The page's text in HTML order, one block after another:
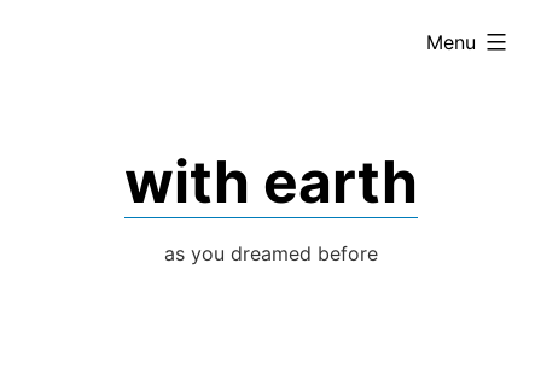
with earth
as you dreamed before
Menu
expanded